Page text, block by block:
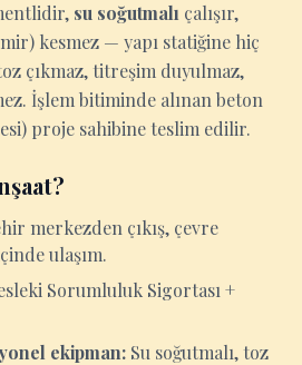
su soğutmalı çalışır,
kesmez — yapı statiğine hiç
çıkmaz, titreşim duyulmaz,
İşlem bitiminde alınan beton
proje sahibine teslim edilir.
merkezden çıkış, çevre
ulaşım.
Sorumluluk Sigortası +
ekipman: Su soğutmalı, toz